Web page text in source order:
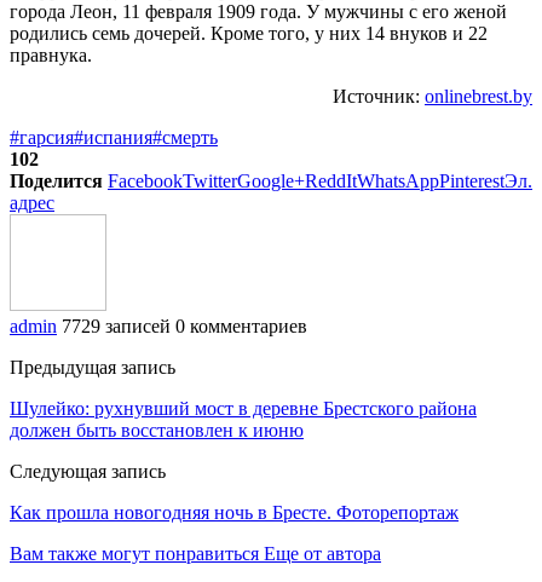
города Леон, 11 февраля 1909 года. У мужчины с его женой
родились семь дочерей. Кроме того, у них 14 внуков и 22
правнука.
Источник: onlinebrest.by
#гарсия#испания#смерть
102
Поделится FacebookTwitterGoogle+ReddItWhatsAppPinterestЭл.
адрес
admin 7729 записей 0 комментариев
Предыдущая запись
Шулейко: рухнувший мост в деревне Брестского района
должен быть восстановлен к июню
Следующая запись
Как прошла новогодняя ночь в Бресте. Фоторепортаж
Вам также могут понравиться Еще от автора